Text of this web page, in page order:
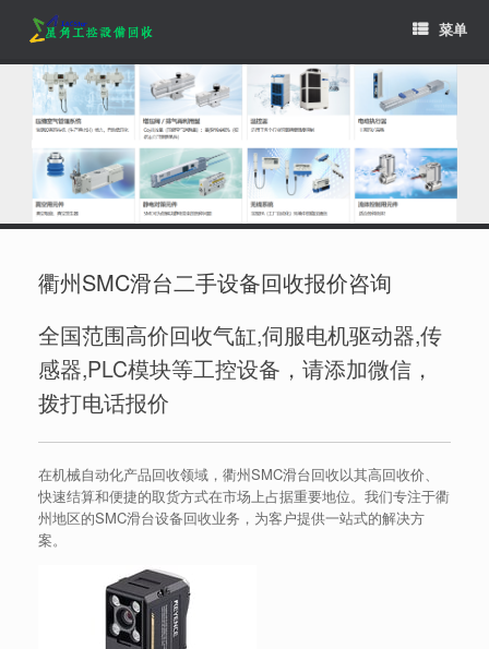
content
菜单
衢州SMC滑台二手设备回收报价咨询
全国范围高价回收气缸,伺服电机驱动器,传
感器,PLC模块等工控设备，请添加微信，
拨打电话报价
在机械自动化产品回收领域，衢州SMC滑台回收以其高回收价、
快速结算和便捷的取货方式在市场上占据重要地位。我们专注于衢
州地区的SMC滑台设备回收业务，为客户提供一站式的解决方
案。